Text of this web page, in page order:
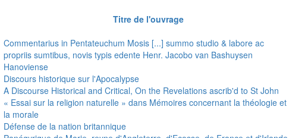
Titre de l'ouvrage
Commentarius in Pentateuchum Mosis [...] summo studio & labore ac
propriis sumtibus, novis typis edente Henr. Jacobo van Bashuysen
Hanoviense
Discours historique sur l'Apocalypse
A Discourse Historical and Critical, On the Revelations ascrib'd to St John
« Essai sur la religion naturelle » dans Mémoires concernant la théologie et
la morale
Défense de la nation britannique